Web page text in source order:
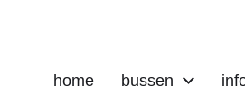
home bussen